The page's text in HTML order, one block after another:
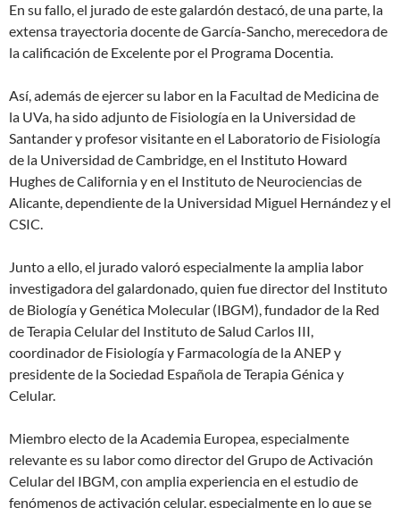
En su fallo, el jurado de este galardón destacó, de una parte, la
extensa trayectoria docente de García-Sancho, merecedora de
la calificación de Excelente por el Programa Docentia.
Así, además de ejercer su labor en la Facultad de Medicina de
la UVa, ha sido adjunto de Fisiología en la Universidad de
Santander y profesor visitante en el Laboratorio de Fisiología
de la Universidad de Cambridge, en el Instituto Howard
Hughes de California y en el Instituto de Neurociencias de
Alicante, dependiente de la Universidad Miguel Hernández y el
CSIC.
Junto a ello, el jurado valoró especialmente la amplia labor
investigadora del galardonado, quien fue director del Instituto
de Biología y Genética Molecular (IBGM), fundador de la Red
de Terapia Celular del Instituto de Salud Carlos III,
coordinador de Fisiología y Farmacología de la ANEP y
presidente de la Sociedad Española de Terapia Génica y
Celular.
Miembro electo de la Academia Europea, especialmente
relevante es su labor como director del Grupo de Activación
Celular del IBGM, con amplia experiencia en el estudio de
fenómenos de activación celular, especialmente en lo que se